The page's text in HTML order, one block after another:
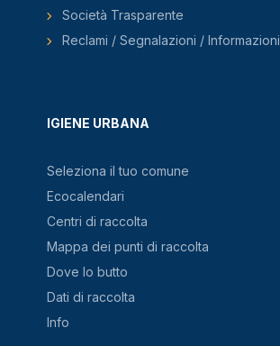
IGIENE URBANA
Seleziona il tuo comune
Ecocalendari
Centri di raccolta
Mappa dei punti di raccolta
Dove lo butto
Dati di raccolta
Info
Società Trasparente
Reclami / Segnalazioni / Informazioni